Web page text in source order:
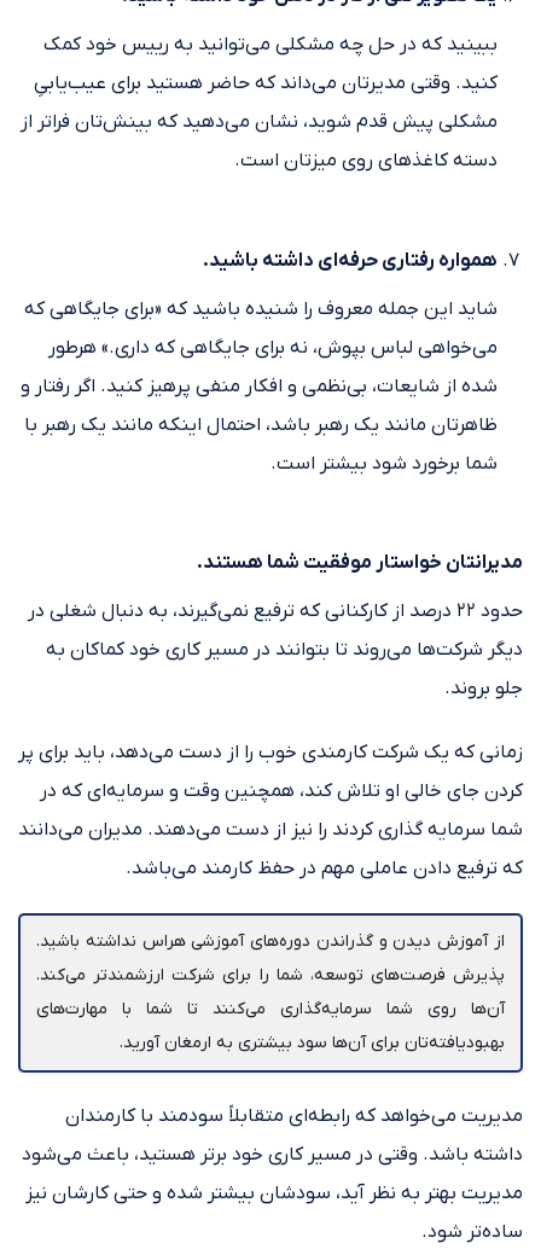
ببینید که در حل چه مشکلی می‌توانید به رییس خود کمک
کنید. وقتی مدیرتان می‌داند که حاضر هستید برای عیب‌یابیِ
مشکلی پیش قدم شوید، نشان می‌دهید که بینش‌تان فراتر از
دسته کاغذهای روی میزتان است.
همواره رفتاری حرفه‌ای داشته باشید.
شاید این جمله معروف را شنیده باشید که «برای جایگاهی که
می‌خواهی لباس بپوش، نه برای جایگاهی که داری.» هرطور
شده از شایعات، بی‌نظمی و افکار منفی پرهیز کنید. اگر رفتار و
ظاهرتان مانند یک رهبر باشد، احتمال اینکه مانند یک رهبر با
شما برخورد شود بیشتر است.
مدیرانتان خواستار موفقیت شما هستند.
حدود ۲۲ درصد از کارکنانی که ترفیع نمی‌گیرند، به دنبال شغلی در
دیگر شرکت‌ها می‌روند تا بتوانند در مسیر کاری خود کماکان به
جلو بروند.
زمانی که یک شرکت کارمندی خوب را از دست می‌دهد، باید برای پر
کردن جای خالی او تلاش کند، همچنین وقت و سرمایه‌ای که در
شما سرمایه گذاری کردند را نیز از دست می‌دهند. مدیران می‌دانند
که ترفیع دادن عاملی مهم در حفظ کارمند می‌باشد.
از آموزش دیدن و گذراندن دوره‌های آموزشی هراس نداشته باشید.
پذیرش فرصت‌های توسعه، شما را برای شرکت ارزشمندتر می‌کند.
آن‌ها روی شما سرمایه‌گذاری می‌کنند تا شما با مهارت‌های
بهبودیافته‌تان برای آن‌ها سود بیشتری به ارمغان آورید.
مدیریت می‌خواهد که رابطه‌ای متقابلاً سودمند با کارمندان
داشته باشد. وقتی در مسیر کاری خود برتر هستید، باعث می‌شود
مدیریت بهتر به نظر آید، سودشان بیشتر شده و حتی کارشان نیز
ساده‌تر شود.